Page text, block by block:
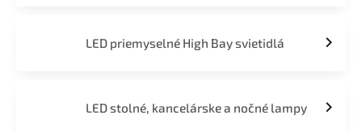
LED priemyselné High Bay svietidlá
LED stolné, kancelárske a nočné lampy